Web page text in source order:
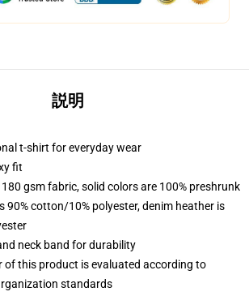
説明
t-shirt for everyday wear
fit
gsm fabric, solid colors are 100% preshrunk
90% cotton/10% polyester, denim heather is
neck band for durability
of this product is evaluated according to
standards